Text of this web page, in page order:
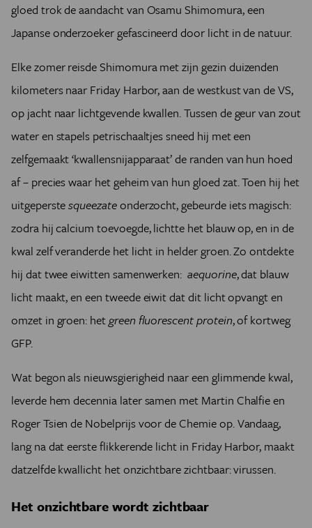
gloed trok de aandacht van Osamu Shimomura, een
Japanse onderzoeker gefascineerd door licht in de natuur.
Elke zomer reisde Shimomura met zijn gezin duizenden
kilometers naar Friday Harbor, aan de westkust van de VS,
op jacht naar lichtgevende kwallen. Tussen de geur van zout
water en stapels petrischaaltjes sneed hij met een
zelfgemaakt ‘kwallensnijapparaat’ de randen van hun hoed
af – precies waar het geheim van hun gloed zat. Toen hij het
uitgeperstesqueezateonderzocht, gebeurde iets magisch:
zodra hij calcium toevoegde, lichtte het blauw op, en in de
kwal zelf veranderde het licht in helder groen. Zo ontdekte
hij dat twee eiwitten samenwerken:aequorine, dat blauw
licht maakt, en een tweede eiwit dat dit licht opvangt en
omzet in groen: hetgreen fluorescent protein, of kortweg
GFP.
Wat begon als nieuwsgierigheid naar een glimmende kwal,
leverde hem decennia later samen met Martin Chalfie en
Roger Tsien de Nobelprijs voor de Chemie op. Vandaag,
lang na dat eerste flikkerende licht in Friday Harbor, maakt
datzelfde kwallicht het onzichtbare zichtbaar: virussen.
Het onzichtbare wordt zichtbaar